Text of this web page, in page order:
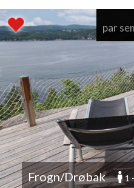
par
Frogn/Drøbak 1